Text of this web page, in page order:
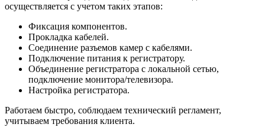
осуществляется с учетом таких этапов:
Фиксация компонентов.
Прокладка кабелей.
Соединение разъемов камер с кабелями.
Подключение питания к регистратору.
Объединение регистратора с локальной сетью,
подключение монитора/телевизора.
Настройка регистратора.
Работаем быстро, соблюдаем технический регламент,
учитываем требования клиента.